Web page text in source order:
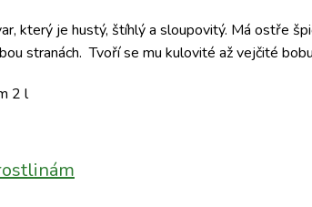
který je hustý, štíhlý a sloupovitý. Má ostře
stranách. Tvoří se mu kulovité až vejčité
2 l